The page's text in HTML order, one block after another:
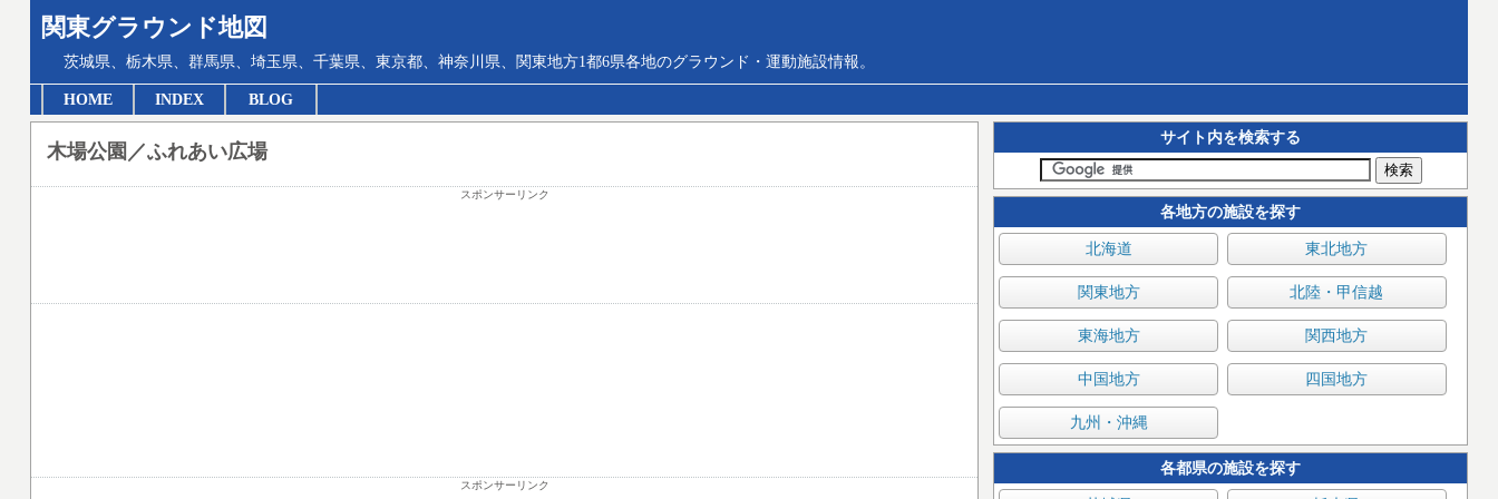
関東グラウンド地図
茨城県、栃木県、群馬県、埼玉県、千葉県、東京都、神奈川県、関東地方1都6県各地のグラウンド・運動施設情報。
HOME INDEX BLOG
サイト内を検索する
各地方の施設を探す
北海道 東北地方
関東地方 北陸・甲信越
東海地方 関西地方
中国地方 四国地方
九州・沖縄
各都県の施設を探す
木場公園／ふれあい広場
スポンサーリンク
スポンサーリンク